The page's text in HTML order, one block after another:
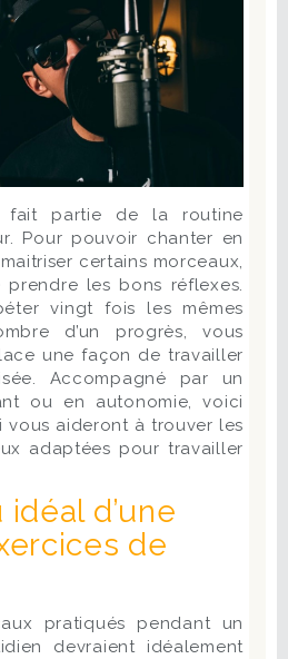
fait partie de la routine
Pour pouvoir chanter en
certains morceaux,
les bons réflexes.
vingt fois les mêmes
d’un progrès, vous
une façon de travailler
Accompagné par un
ou en autonomie, voici
vous aideront à trouver les
adaptées pour travailler
d’une
de
pratiqués pendant un
devraient idéalement